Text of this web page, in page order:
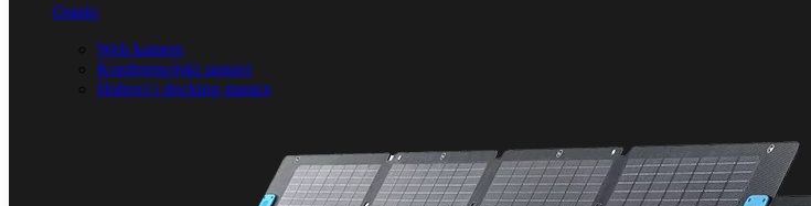
Ostalo
Web kamere
Konferencijski sustavi
Hubovi i docking stanice